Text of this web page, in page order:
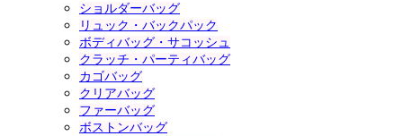
ショルダーバッグ
リュック・バックパック
ボディバッグ・サコッシュ
クラッチ・パーティバッグ
カゴバッグ
クリアバッグ
ファーバッグ
ボストンバッグ